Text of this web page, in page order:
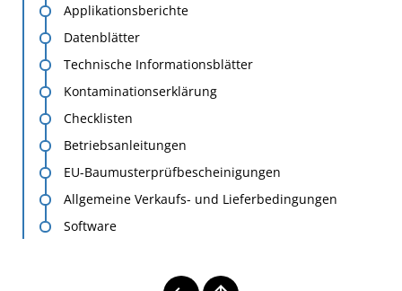
Applikationsberichte
Datenblätter
Technische Informationsblätter
Kontaminationserklärung
Checklisten
Betriebsanleitungen
EU-Baumusterprüfbescheinigungen
Allgemeine Verkaufs- und Lieferbedingungen
Software